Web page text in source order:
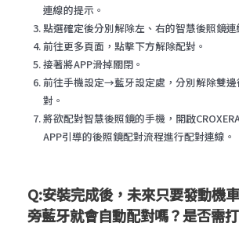
連線的提示。
點選確定後分別解除左、右的智慧後照鏡連
前往更多頁面，點擊下方解除配對。
接著將APP滑掉關閉。
前往手機設定→藍牙設定處，分別解除雙
對。
將欲配對智慧後照鏡的手機，開啟
APP引導的後照鏡配對流程進行配對連線。
Q:安裝完成後，未來只要發動機
旁藍牙就會自動配對嗎？是否需